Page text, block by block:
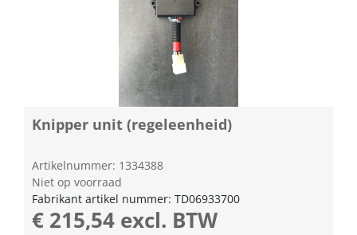
Knipper unit (regeleenheid)
Artikelnummer: 1334388
Niet op voorraad
Fabrikant artikel nummer: TD06933700
€ 215,54 excl. BTW